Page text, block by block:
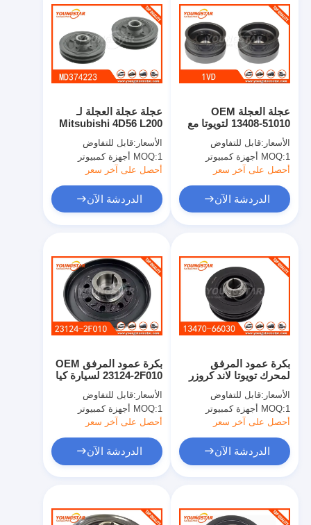
المنتجات
فيديوهات
حولنا
مراقبة الجودة
اتصل بنا
الدردشة الآن
محرك أسطوانة قالب
عجلة عجلة العجلة لـ
Mitsubishi 4D56 L200
في حزمة محايدة من
الصين
الأسعار:قابل للتفاوض
MOQ:1 أجهزة كمبيوتر
أحصل على آخر سعر
الدردشة الآن
عجلة العجلة OEM
13408-51010 لتويوتا مع
حزمة محايدة من الصين
الأسعار:قابل للتفاوض
MOQ:1 أجهزة كمبيوتر
أحصل على آخر سعر
الدردشة الآن
بكرة عمود المرفق OEM
23124-2F010 لسيارة كيا
كيلومتر في عبوة محايدة
الأسعار:قابل للتفاوض
MOQ:1 أجهزة كمبيوتر
أحصل على آخر سعر
الدردشة الآن
بكرة عمود المرفق
لمحرك تويوتا لاند كروزر
كيلومتر في عبوة محايدة
الأسعار:قابل للتفاوض
MOQ:1 أجهزة كمبيوتر
أحصل على آخر سعر
الدردشة الآن